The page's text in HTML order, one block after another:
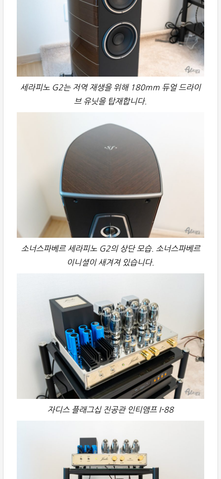
세라피노 G2는 저역 재생을 위해 180mm 듀얼 드라이
브 유닛을 탑재합니다.
소너스파베르 세라피노 G2의 상단 모습. 소너스파베르
이니셜이 새겨져 있습니다.
자디스 플래그십 진공관 인티앰프 I-88